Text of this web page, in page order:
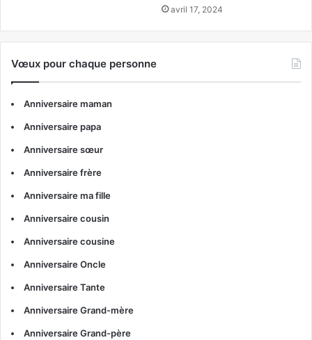
avril 17, 2024
Vœux pour chaque personne
Anniversaire maman
Anniversaire papa
Anniversaire sœur
Anniversaire frère
Anniversaire ma fille
Anniversaire cousin
Anniversaire cousine
Anniversaire Oncle
Anniversaire Tante
Anniversaire Grand-mère
Anniversaire Grand-père